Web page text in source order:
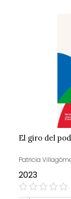
El giro del
Patricia
2023
0%